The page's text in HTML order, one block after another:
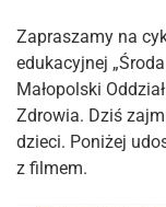
Zapraszamy na
edukacyjnej
Małopolski
Zdrowia. Dziś
dzieci. Poniżej
z filmem.